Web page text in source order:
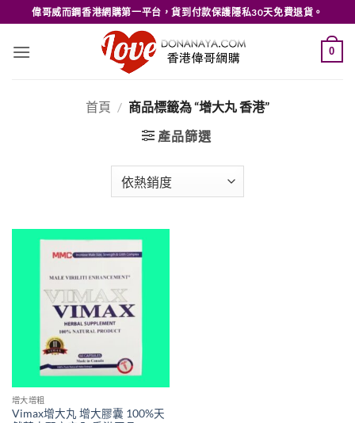
to
content
偉哥威而鋼香港網購第一平台，貨到付款保護隱私30天免費退貨。
0
首頁 / 商品標籤為 “增大丸 香港”
產品篩選
增大增粗
Vimax增大丸 增大膠囊 100%天